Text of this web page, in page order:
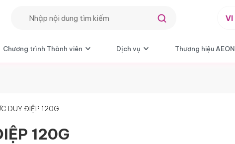
VI
Chương trình Thành viên Dịch vụ Thương hiệu AEON
DUY ĐIỆP 120G
120G